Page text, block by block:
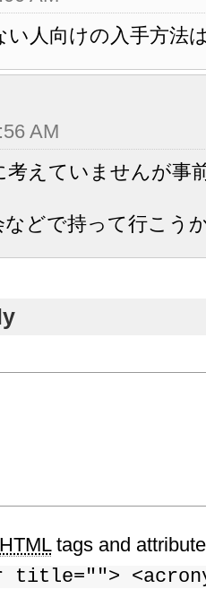
い人向けの入手方法
AM
考えていませんが事
などで持って行こう
HTMLtags and
title="">